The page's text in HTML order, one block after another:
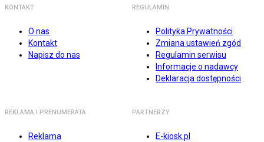
KONTAKT
O nas
Kontakt
Napisz do nas
REGULAMIN
Polityka Prywatności
Zmiana ustawień zgód
Regulamin serwisu
Informacje o nadawcy
Deklaracja dostępności
REKLAMA I PRENUMERATA
Reklama
PARTNERZY
E-kiosk.pl